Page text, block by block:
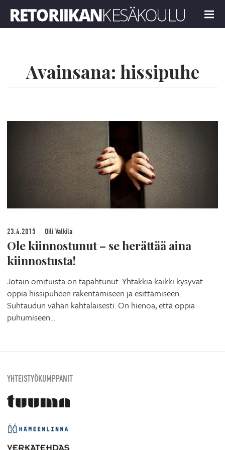
MENU
Avainsana: hissipuhe
23.4.2015 Oili Valkila
Ole kiinnostunut – se herättää aina
kiinnostusta!
Jotain omituista on tapahtunut. Yhtäkkiä kaikki kysyvät
oppia hissipuheen rakentamiseen ja esittämiseen.
Suhtaudun vähän kahtalaisesti: On hienoa, että oppia
puhumiseen…
YHTEISTYÖKUMPPANIT